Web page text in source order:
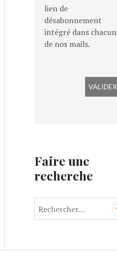
lien de
désabonnement
intégré dans chacun
de nos mails.
Faire une
recherche
e